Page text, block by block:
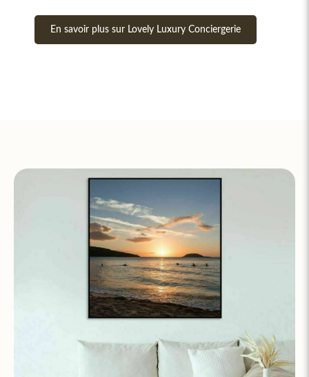
En savoir plus sur Lovely Luxury Conciergerie